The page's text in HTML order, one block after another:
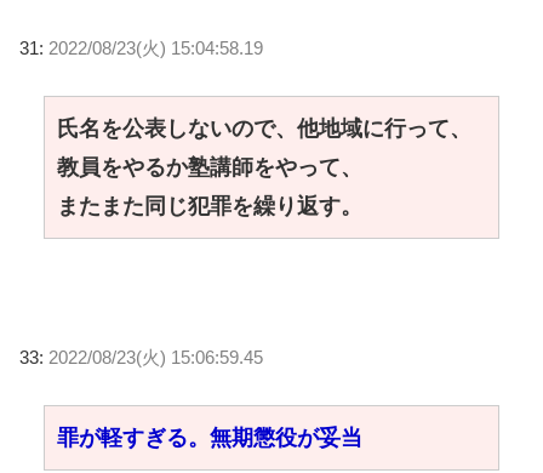
31: 2022/08/23(火) 15:04:58.19
氏名を公表しないので、他地域に行って、
教員をやるか塾講師をやって、
またまた同じ犯罪を繰り返す。
33: 2022/08/23(火) 15:06:59.45
罪が軽すぎる。無期懲役が妥当